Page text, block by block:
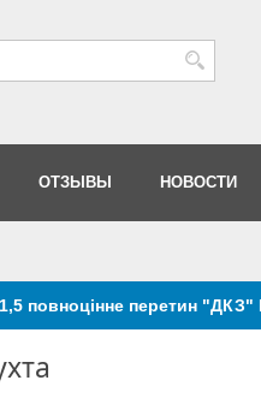
ОТЗЫВЫ НОВОСТИ
повноцінне перетин "ДКЗ"